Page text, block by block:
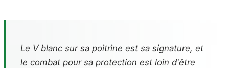
Le V blanc sur sa poitrine est sa signature, et
le combat pour sa protection est loin d'être